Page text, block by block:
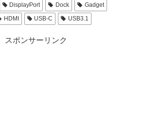
DisplayPort Dock
Gadget
HDMI USB-C USB3.1
スポンサーリンク